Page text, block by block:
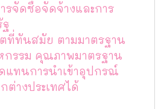
รจัดซื้อจัดจ้างและการ
ที่ทันสมัย ตามมาตรฐาน
รรม คุณภาพมาตรฐาน
แทนการนำเข้าอุปกรณ์
ต่างประเทศได้